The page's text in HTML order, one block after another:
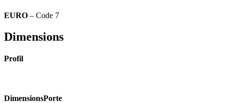
EURO – Code 7
Dimensions
Profil
DimensionsPorte